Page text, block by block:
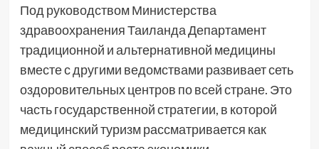
Под руководством Министерства
здравоохранения Таиланда Департамент
традиционной и альтернативной медицины
вместе с другими ведомствами развивает сеть
оздоровительных центров по всей стране. Это
часть государственной стратегии, в которой
медицинский туризм рассматривается как